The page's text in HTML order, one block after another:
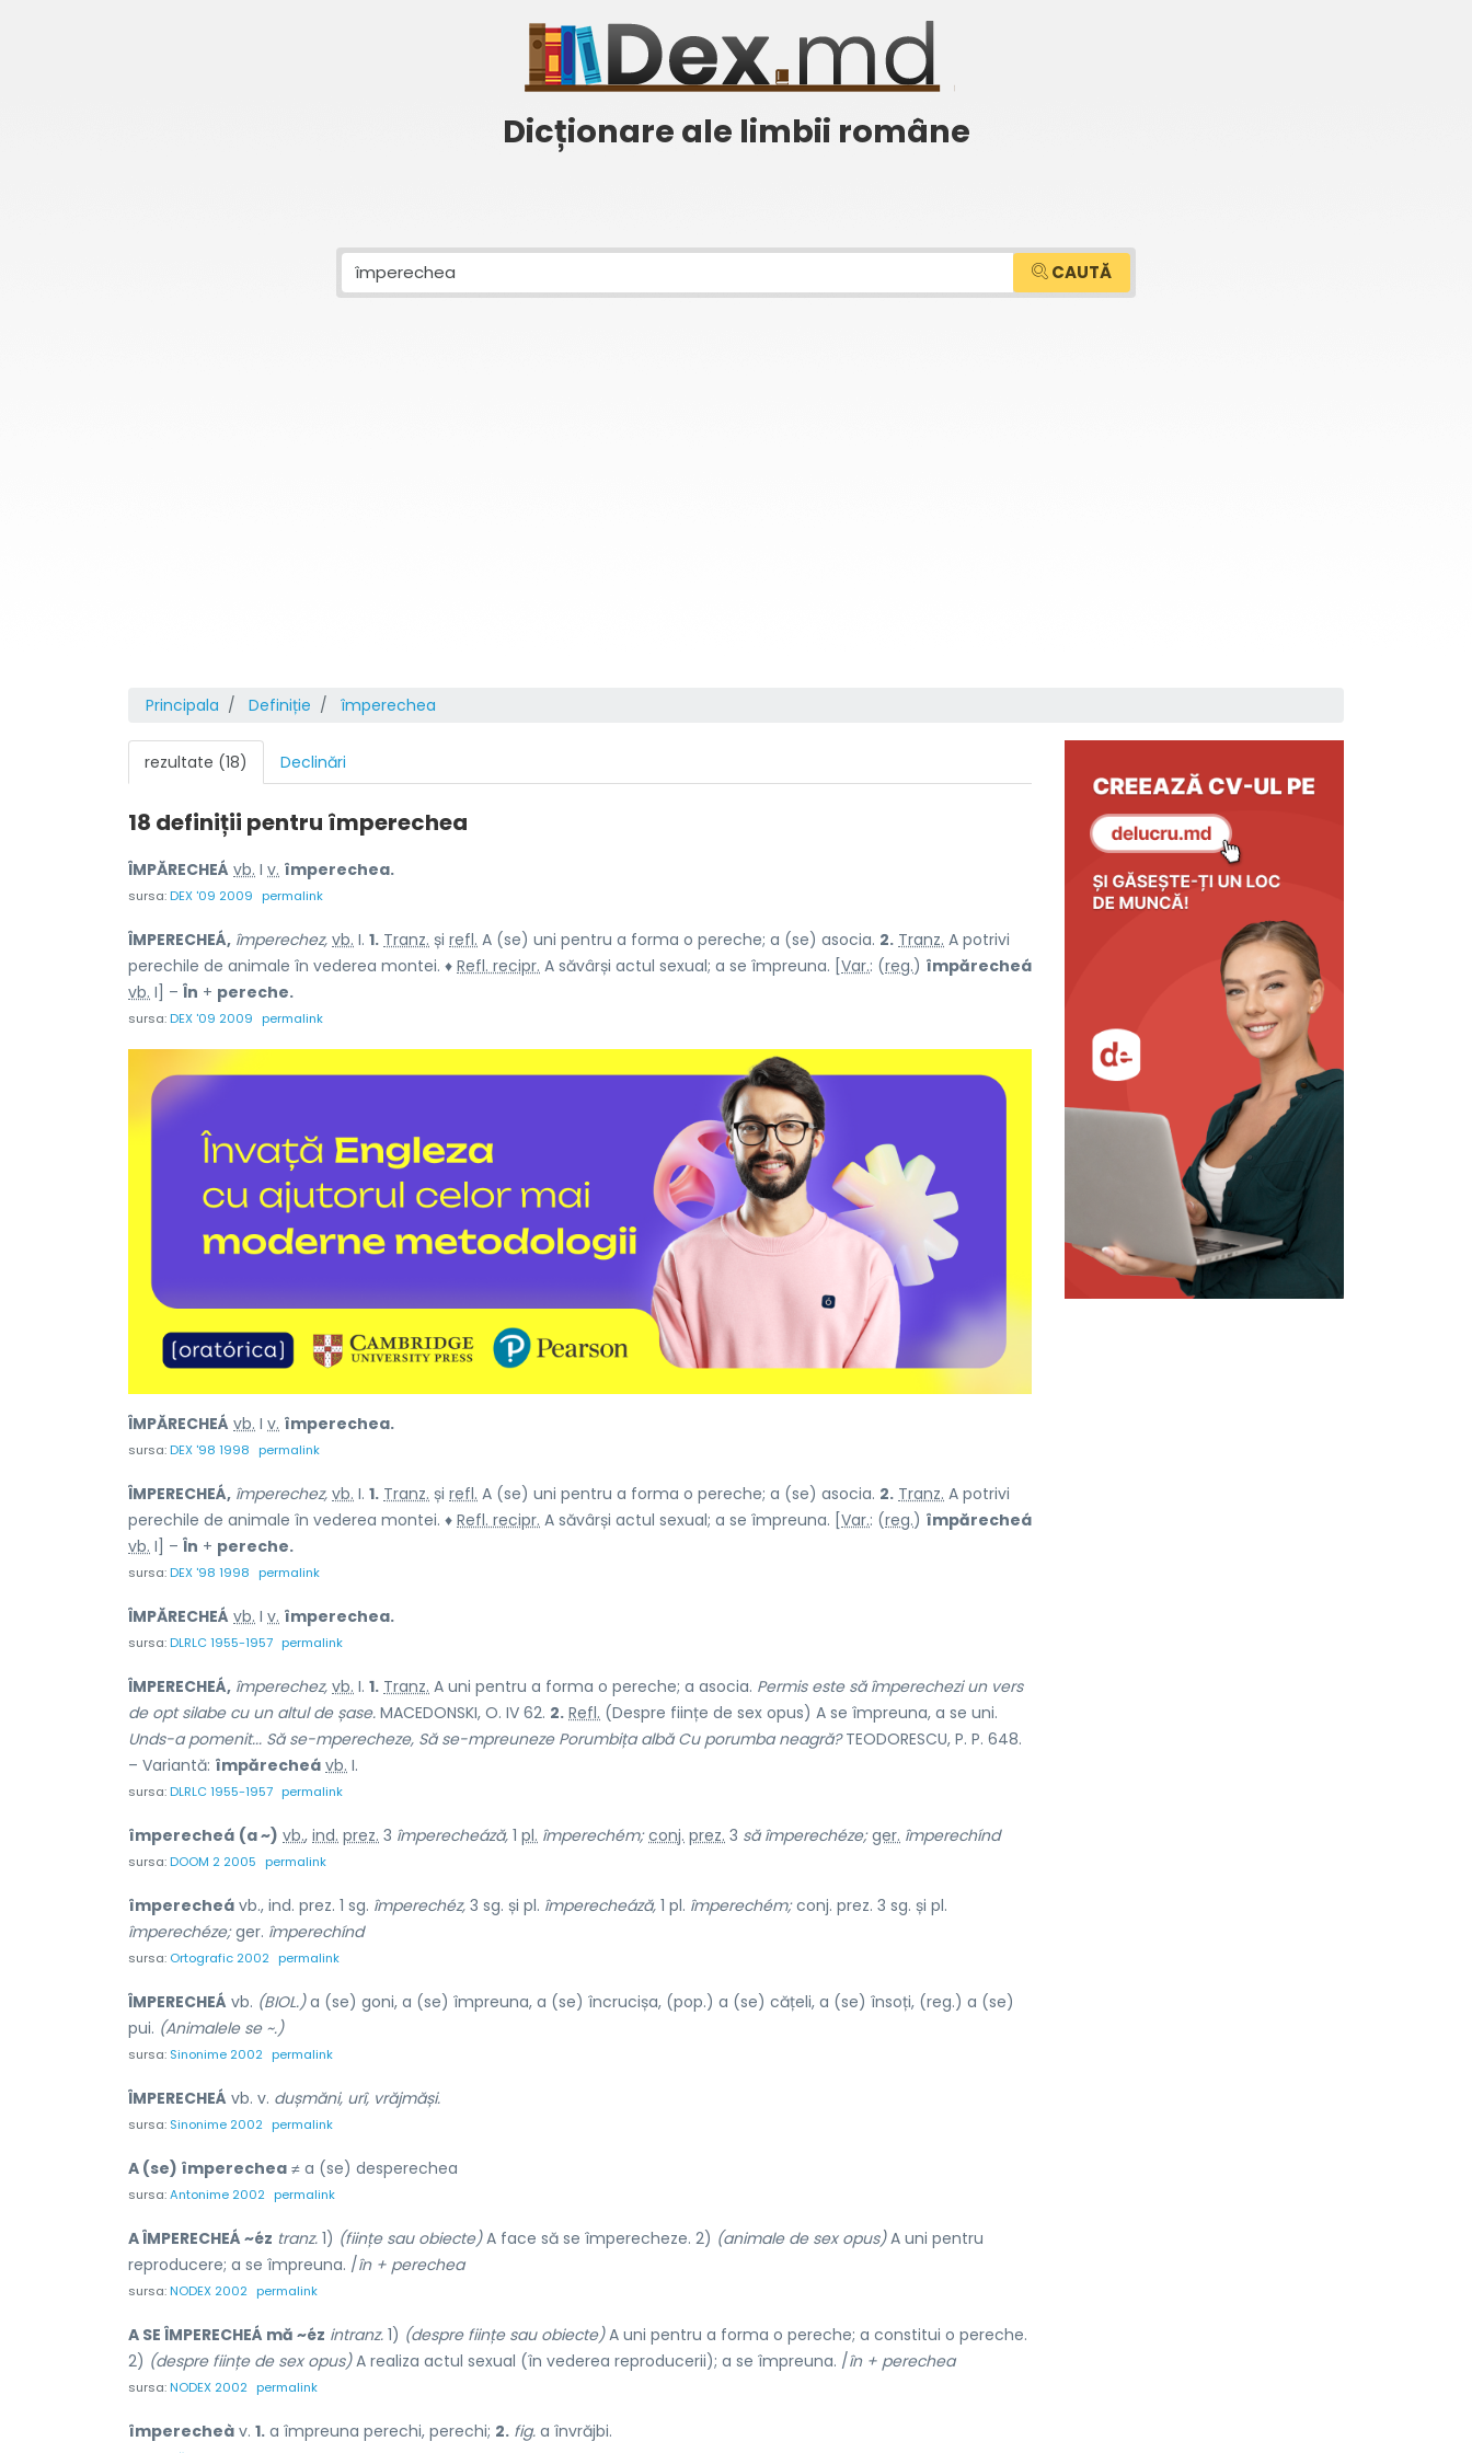
Dicționare ale limbii române
CAUTĂ
Principala Definiție împerechea
rezultate (18) Declinări
18 definiții pentru împerechea
ÎMPĂRECHEÁ vb. I v. împerechea.
sursa:DEX '09 2009 permalink
ÎMPERECHEÁ, împerechez, vb. I. 1. Tranz. și refl. A (se) uni pentru a forma o pereche; a (se) asocia. 2. Tranz. A potrivi
perechile de animale în vederea montei. ♦ Refl. recipr. A săvârși actul sexual; a se împreuna. [ Var.: (reg.) împărecheá
vb. I] – În + pereche.
sursa:DEX '09 2009 permalink
ÎMPĂRECHEÁ vb. I v. împerechea.
sursa:DEX '98 1998 permalink
ÎMPERECHEÁ, împerechez, vb. I. 1. Tranz. și refl. A (se) uni pentru a forma o pereche; a (se) asocia. 2. Tranz. A potrivi
perechile de animale în vederea montei. ♦ Refl. recipr. A săvârși actul sexual; a se împreuna. [Var.: (reg.) împărecheá
vb. I] – În + pereche.
sursa:DEX '98 1998 permalink
ÎMPĂRECHEÁ vb. I v. împerechea.
sursa:DLRLC 1955-1957 permalink
ÎMPERECHEÁ, împerechez, vb. I. 1. Tranz. A uni pentru a forma o pereche; a asocia. Permis este să împerechezi un vers
de opt silabe cu un altul de șase. MACEDONSKI, O. IV 62. 2. Refl. (Despre ființe de sex opus) A se împreuna, a se uni.
Unds-a pomenit... Să se-mperecheze, Să se-mpreuneze Porumbița albă Cu porumba neagră?TEODORESCU, P. P. 648.
– Variantă: împărecheá vb. I.
sursa:DLRLC 1955-1957 permalink
împerecheá (a ~) vb., ind. prez. 3 împerecheáză, 1 pl. împerechém; conj. prez. 3 să împerechéze; ger. împerechínd
sursa:DOOM 2 2005 permalink
împerecheá vb., ind. prez. 1 sg. împerechéz, 3 sg. și pl. împerecheáză, 1 pl. împerechém;conj. prez. 3 sg. și pl.
împerechéze;ger. împerechínd
sursa: Ortografic 2002 permalink
ÎMPERECHEÁ vb. (BIOL.)a (se) goni, a (se) împreuna, a (se) încrucișa, (pop.) a (se) cățeli, a (se) însoți, (reg.) a (se)
pui. (Animalele se ~.)
sursa: Sinonime 2002 permalink
ÎMPERECHEÁ vb. v. dușmăni, urî, vrăjmăși.
sursa: Sinonime 2002 permalink
A (se) împerechea ≠ a (se) desperechea
sursa:Antonime 2002 permalink
A ÎMPERECHEÁ ~éz tranz. 1) (ființe sau obiecte)A face să se împerecheze. 2) (animale de sex opus)A uni pentru
reproducere; a se împreuna. /în + perechea
sursa:NODEX 2002 permalink
A SE ÎMPERECHEÁ mă ~éz intranz. 1) (despre ființe sau obiecte)A uni pentru a forma o pereche; a constitui o pereche.
2) (despre ființe de sex opus)A realiza actul sexual (în vederea reproducerii); a se împreuna. /în + perechea
sursa:NODEX 2002 permalink
împerecheà v. 1. a împreuna perechi, perechi; 2. fig. a învrăjbi.